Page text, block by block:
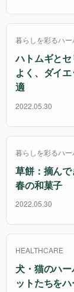
暮らしを彩るハ
ハトムギと
よく、ダイ
適
2022.05.30
暮らしを彩るハ
草餅：摘ん
春の和菓子
2022.05.30
HEALTHCARE
犬・猫のハ
ットたちを